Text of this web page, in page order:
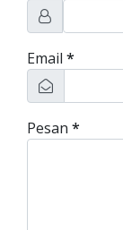
Email *
Pesan *